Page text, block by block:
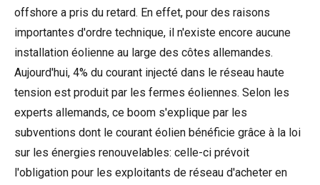
offshore a pris du retard. En effet, pour des raisons
importantes d'ordre technique, il n'existe encore aucune
installation éolienne au large des côtes allemandes.
Aujourd'hui, 4% du courant injecté dans le réseau haute
tension est produit par les fermes éoliennes. Selon les
experts allemands, ce boom s'explique par les
subventions dont le courant éolien bénéficie grâce à la loi
sur les énergies renouvelables: celle-ci prévoit
l'obligation pour les exploitants de réseau d'acheter en